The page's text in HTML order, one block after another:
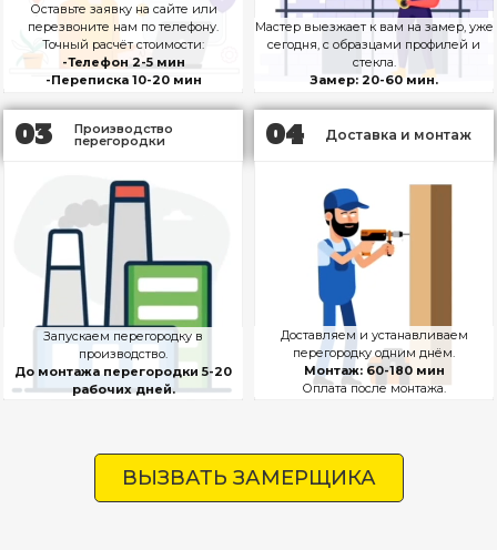
Оставьте заявку на сайте или
перезвоните нам по телефону.
Точный расчёт стоимости:
-Телефон 2-5 мин
-Переписка 10-20 мин
Мастер выезжает к вам на замер, уже
сегодня, с образцами профилей и
стекла.
Замер: 20-60 мин.
03 Производство
перегородки​
Запускаем перегородку в
производство.
До монтажа перегородки 5-20
рабочих дней.
04 Доставка и монтаж​
Доставляем и устанавливаем
перегородку одним днём.
Монтаж: 60-180 мин
Оплата после монтажа.
ВЫЗВАТЬ ЗАМЕРЩИКА